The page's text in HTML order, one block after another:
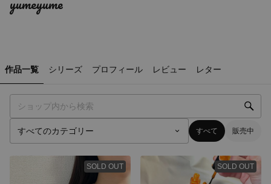
作品一覧 シリーズ プロフィール レビュー レター
すべて 販売中
SOLD OUT SOLD OUT